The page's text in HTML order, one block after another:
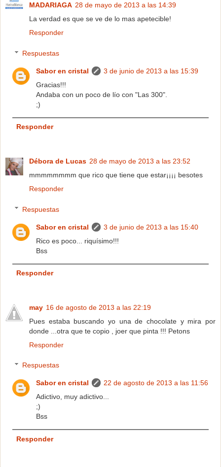
MADARIAGA 28 de mayo de 2013 a las 14:39
La verdad es que se ve de lo mas apetecible!
Responder
Respuestas
Sabor en cristal
3 de junio de 2013 a las 15:39
Gracias!!!
Andaba con un poco de lío con "Las 300".
;)
Responder
Débora de Lucas 28 de mayo de 2013 a las 23:52
mmmmmmmm que rico que tiene que estar¡¡¡¡ besotes
Responder
Respuestas
Sabor en cristal
3 de junio de 2013 a las 15:40
Rico es poco... riquísimo!!!
Bss
Responder
may 16 de agosto de 2013 a las 22:19
Pues estaba buscando yo una de chocolate y mira por
donde ...otra que te copio , joer que pinta !!! Petons
Responder
Respuestas
Sabor en cristal
22 de agosto de 2013 a las 11:56
Adictivo, muy adictivo...
;)
Bss
Responder